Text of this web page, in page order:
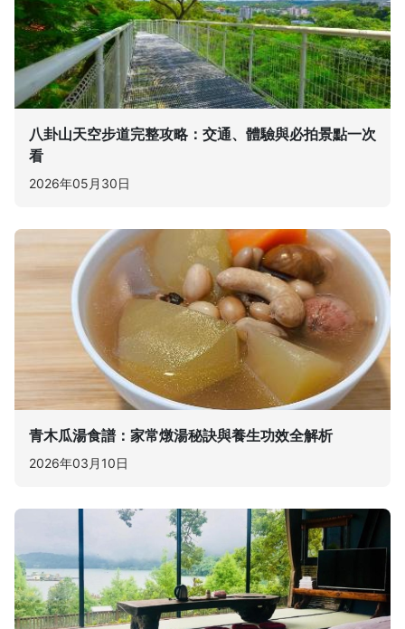
八卦山天空步道完整攻略：交通、體驗與必拍景點一次
看
2026年05月30日
青木瓜湯食譜：家常燉湯秘訣與養生功效全解析
2026年03月10日